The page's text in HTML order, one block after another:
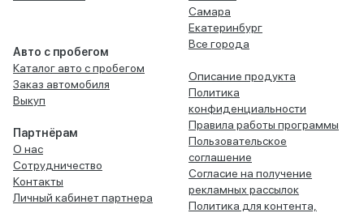
Авто с пробегом
Каталог авто с пробегом
Заказ автомобиля
Выкуп
Партнёрам
О нас
Сотрудничество
Контакты
Личный кабинет партнера
Самара
Екатеринбург
Все города
Описание продукта
Политика
конфиденциальности
Правила работы программы
Пользовательское
соглашение
Согласие на получение
рекламных рассылок
Политика для контента,